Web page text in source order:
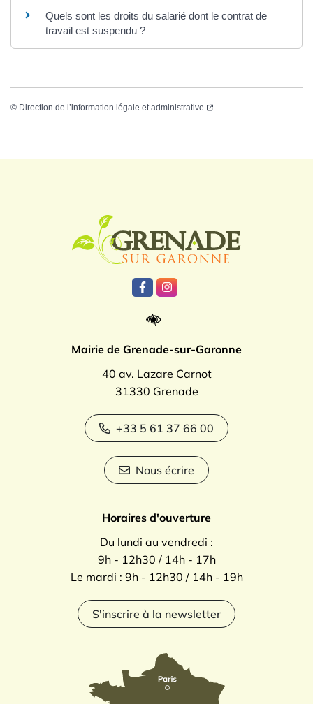
Quels sont les droits du salarié dont le contrat de
travail est suspendu ?
© Direction de l’information légale et administrative
Lien vers le compte Facebook
Lien vers le compte
Mairie de Grenade-sur-Garonne
40 av. Lazare Carnot
31330 Grenade
+33 5 61 37 66 00
Nous écrire
Horaires d'ouverture
Du lundi au vendredi :
9h - 12h30 / 14h - 17h
Le mardi : 9h - 12h30 / 14h - 19h
S'inscrire à la newsletter